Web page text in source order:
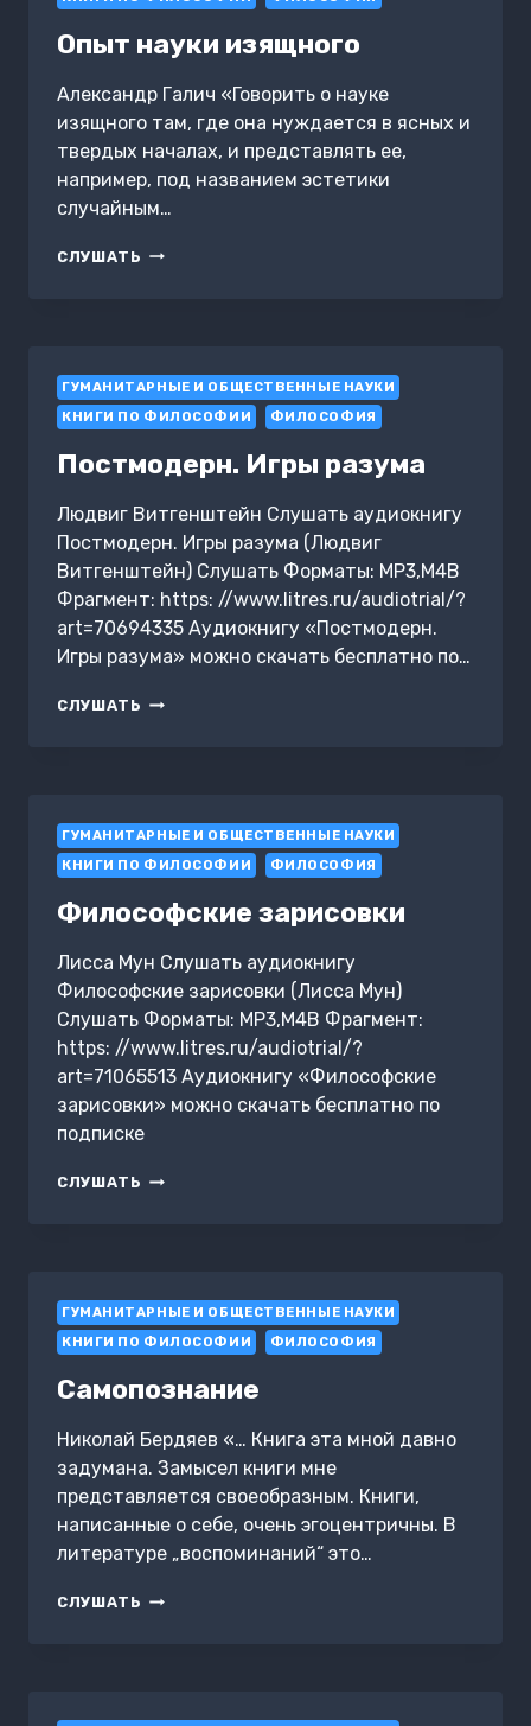
Опыт науки изящного
Александр Галич «Говорить о науке
изящного там, где она нуждается в ясных и
твердых началах, и представлять ее,
например, под названием эстетики
случайным…
СЛУШАТЬ ОПЫТ
ГУМАНИТАРНЫЕ И ОБЩЕСТВЕННЫЕ НАУКИ
КНИГИ ПО ФИЛОСОФИИ
ФИЛОСОФИЯ
Постмодерн. Игры разума
Людвиг Витгенштейн Слушать аудиокнигу
Постмодерн. Игры разума (Людвиг
Витгенштейн) Слушать Форматы: MP3,M4B
Фрагмент: https: //www.litres.ru/audiotrial/?
art=70694335 Аудиокнигу «Постмодерн.
Игры разума» можно скачать бесплатно по…
СЛУШАТЬ ПОСТМОДЕРН.
ГУМАНИТАРНЫЕ И ОБЩЕСТВЕННЫЕ НАУКИ
КНИГИ ПО ФИЛОСОФИИ
ФИЛОСОФИЯ
Философские зарисовки
Лисса Мун Слушать аудиокнигу
Философские зарисовки (Лисса Мун)
Слушать Форматы: MP3,M4B Фрагмент:
https: //www.litres.ru/audiotrial/?
art=71065513 Аудиокнигу «Философские
зарисовки» можно скачать бесплатно по
подписке
СЛУШАТЬ ФИЛОСОФСКИЕ
ГУМАНИТАРНЫЕ И ОБЩЕСТВЕННЫЕ НАУКИ
КНИГИ ПО ФИЛОСОФИИ
ФИЛОСОФИЯ
Самопознание
Николай Бердяев «… Книга эта мной давно
задумана. Замысел книги мне
представляется своеобразным. Книги,
написанные о себе, очень эгоцентричны. В
литературе „воспоминаний“ это…
СЛУШАТЬ САМОПОЗНАНИЕ